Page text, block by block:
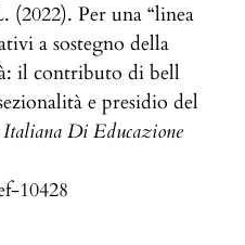
Per una “linea
a sostegno della
il contributo di bell
e presidio del
Di Educazione
10428